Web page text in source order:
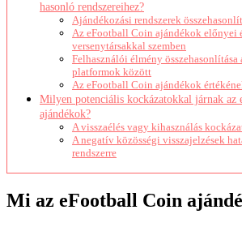
hasonló rendszereihez?
Ajándékozási rendszerek
Az eFootball Coin ajándékok előnyei
versenytársakkal szemben
Felhasználói élmény összehasonlítása
platformok között
Az eFootball Coin ajándékok
Milyen potenciális kockázatokkal járnak az
ajándékok?
A visszaélés vagy kihasználás
A negatív közösségi visszajelzések
rendszerre
Mi az eFootball Coin